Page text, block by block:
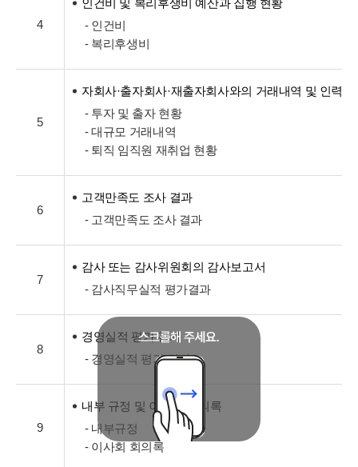
4
인건비 및 복리후생비 예산과 집행 현황
- 인건비
- 복리후생비
5
자회사·출자회사·재출자회사와의 거래내역 및 인력
- 투자 및 출자 현황
- 대규모 거래내역
- 퇴직 임직원 재취업 현황
6
고객만족도 조사 결과
- 고객만족도 조사 결과
7
감사 또는 감사위원회의 감사보고서
- 감사직무실적 평가결과
8
경영실적 평가 결과
- 경영실적 평가 결과
9
내부 규정 및 이사회 회의록
- 내부규정
- 이사회 회의록